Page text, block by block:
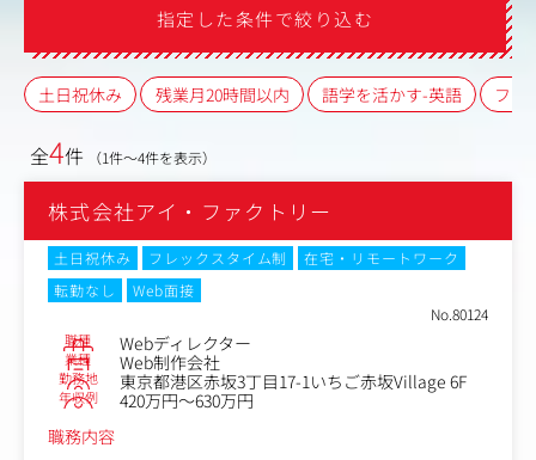
指定した条件で絞り込む
土日祝休み 残業月20時間以内 語学を活かす-英語 フレ
全4件 （1件～4件を表示）
株式会社アイ・ファクトリー
土日祝休み フレックスタイム制
在宅・リモートワーク
転勤なし
Web面接
No.80124
職種 Webディレクター
業種 Web制作会社
勤務地 東京都港区赤坂3丁目17-1いちご赤坂Village 6F
年収例
420万円～630万円
職務内容